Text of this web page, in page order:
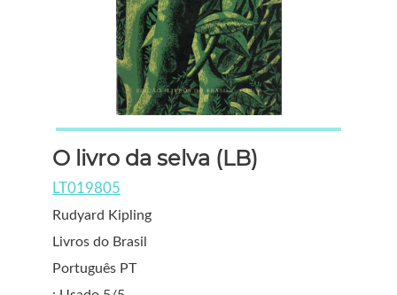
O livro da selva (LB)
LT019805
Rudyard Kipling
Livros do Brasil
Português PT